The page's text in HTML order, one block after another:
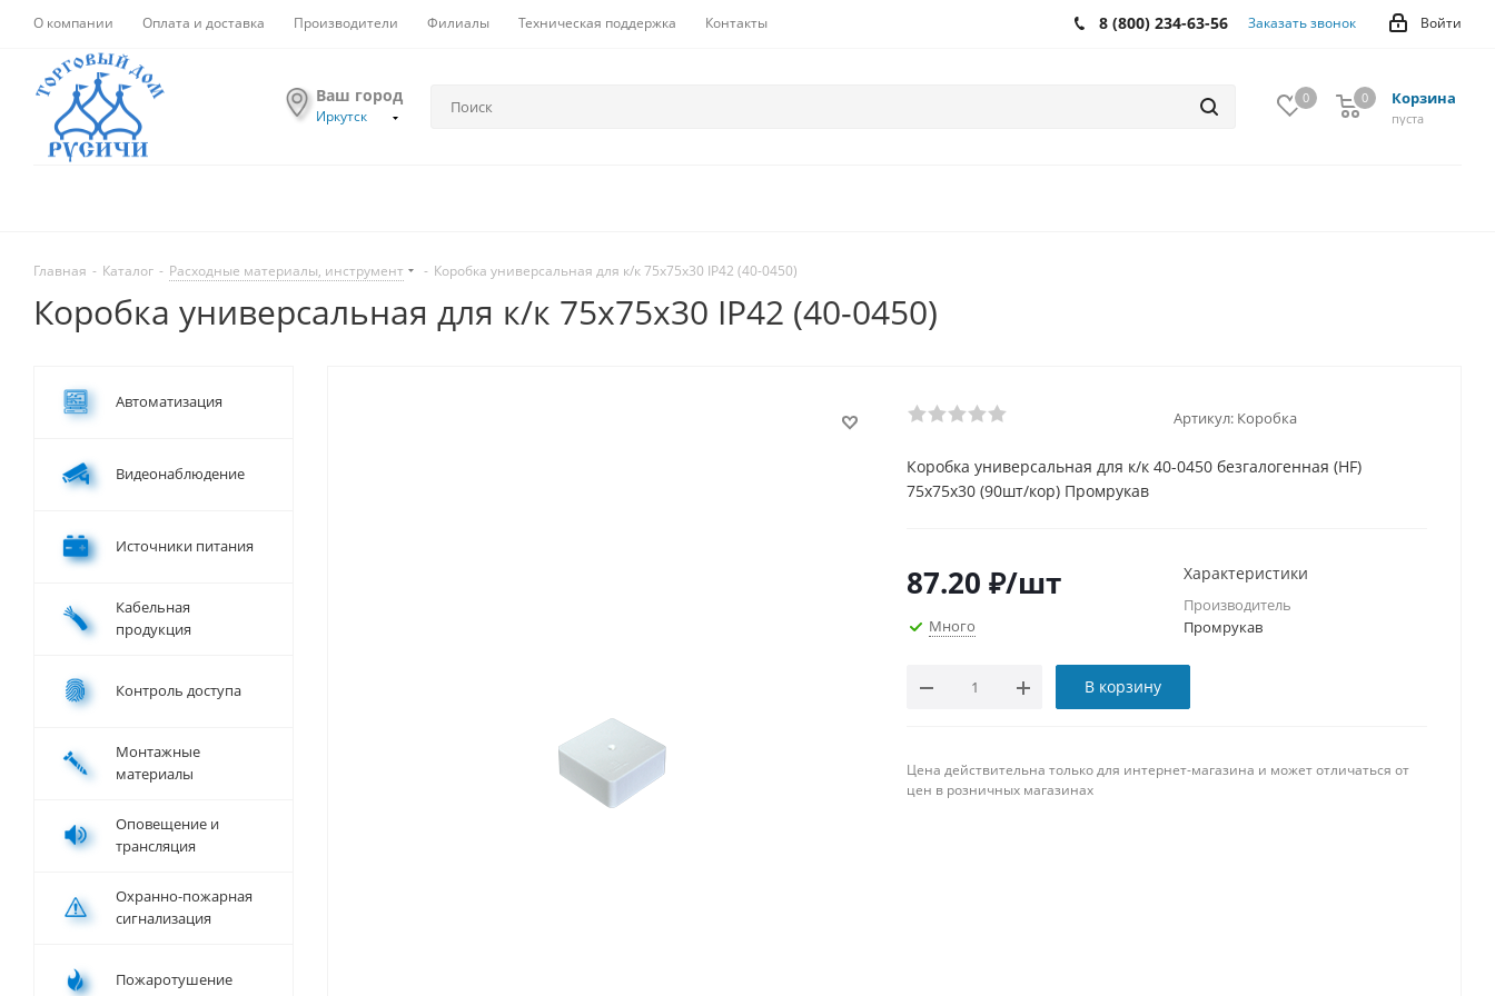
О компании Оплата и доставка Производители Филиалы Техническая поддержка Контакты Войти
8 (800) 234-63-56 Заказать звонок
Ваш город
Иркутск
0 Корзина
0
пуста
0
Главная - Каталог - Расходные материалы, инструмент - Коробка универсальная для к/к 75х75х30 IP42 (40-0450)
Коробка универсальная для к/к 75х75х30 IP42 (40-0450)
Артикул: Коробка
Коробка универсальная для к/к 40-0450 безгалогенная (HF)
75х75х30 (90шт/кор) Промрукав
87.20 ₽/шт
Много
В корзину
Характеристики
Производитель
Промрукав
Цена действительна только для интернет-магазина и может отличаться от
цен в розничных магазинах
Автоматизация
Видеонаблюдение
Источники питания
Кабельная
продукция
Контроль доступа
Монтажные
материалы
Оповещение и
трансляция
Охранно-пожарная
сигнализация
Пожаротушение